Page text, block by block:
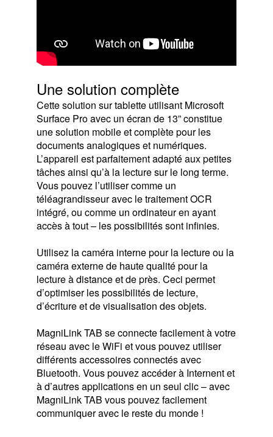
Une solution complète
Cette solution sur tablette utilisant Microsoft
Surface Pro avec un écran de 13” constitue
une solution mobile et complète pour les
documents analogiques et numériques.
L’appareil est parfaitement adapté aux petites
tâches ainsi qu’à la lecture sur le long terme.
Vous pouvez l’utiliser comme un
téléagrandisseur avec le traitement OCR
intégré, ou comme un ordinateur en ayant
accès à tout – les possibilités sont infinies.
Utilisez la caméra interne pour la lecture ou la
caméra externe de haute qualité pour la
lecture à distance et de près. Ceci permet
d’optimiser les possibilités de lecture,
d’écriture et de visualisation des objets.
MagniLink TAB se connecte facilement à votre
réseau avec le WiFi et vous pouvez utiliser
différents accessoires connectés avec
Bluetooth. Vous pouvez accéder à Internent et
à d’autres applications en un seul clic – avec
MagniLink TAB vous pouvez facilement
communiquer avec le reste du monde !